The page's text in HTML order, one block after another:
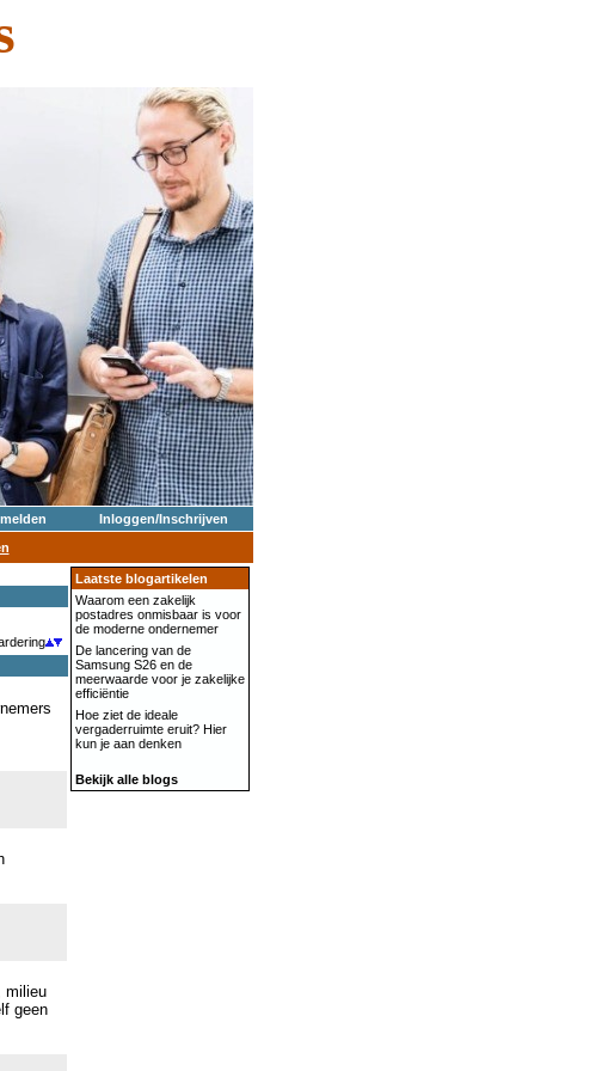
Inloggen/Inschrijven
milieu
geen
Laatste blogartikelen
Waarom een zakelijk
postadres onmisbaar is voor
de moderne ondernemer
De lancering van de
Samsung S26 en de
meerwaarde voor je zakelijke
efficiëntie
Hoe ziet de ideale
vergaderruimte eruit? Hier
kun je aan denken
Bekijk alle blogs